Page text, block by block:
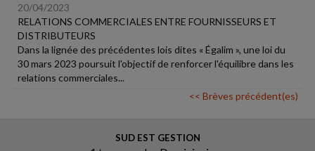
20/04/2023
RELATIONS COMMERCIALES ENTRE FOURNISSEURS ET
DISTRIBUTEURS
Dans la lignée des précédentes lois dites « Égalim », une loi du
30 mars 2023 poursuit l'objectif de renforcer l'équilibre dans les
relations commerciales...
<< Brèves précédent(es)
SUD EST GESTION